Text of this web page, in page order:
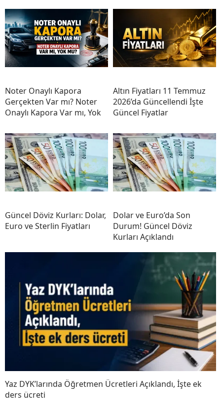
Noter Onaylı Kapora
Gerçekten Var mı? Noter
Onaylı Kapora Var mı, Yok
Altın Fiyatları 11 Temmuz
2026’da Güncellendi İşte
Güncel Fiyatlar
Güncel Döviz Kurları: Dolar,
Euro ve Sterlin Fiyatları
Dolar ve Euro’da Son
Durum! Güncel Döviz
Kurları Açıklandı
Yaz DYK’larında Öğretmen Ücretleri Açıklandı, İşte ek
ders ücreti